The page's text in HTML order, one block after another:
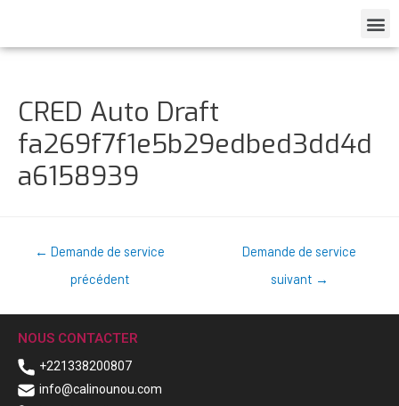
CRED Auto Draft
fa269f7f1e5b29edbed3dd4d
a6158939
← Demande de service
précédent
Demande de service
suivant →
NOUS CONTACTER
+221338200807
info@calinounou.com